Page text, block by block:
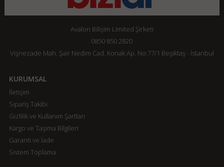
Avalon Bilişim Limited Şirketi
0850 850 2820
Vişnezade Mah. Şair Nedim Cad. Konak Ap. No:77/1 Beşiktaş - İstanbul
KURUMSAL
İletişim
Sipariş Takibi
Gizlilik ve Kullanım Şartları
Kargo ve Taşıma Bilgileri
Garanti ve İade
Sistem Toplama